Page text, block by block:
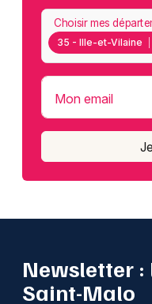
35 - Ille-et-Vilaine
Choisir mes
Mon email
Newsletter :
Saint-Malo